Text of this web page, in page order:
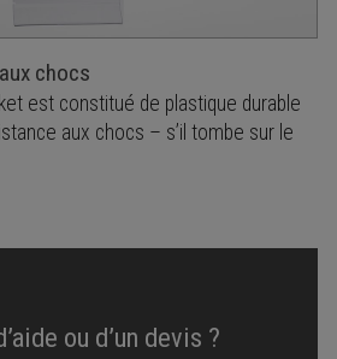
chocs
est constitué de plastique durable
aux chocs – s’il tombe sur le
ou d’un devis ?